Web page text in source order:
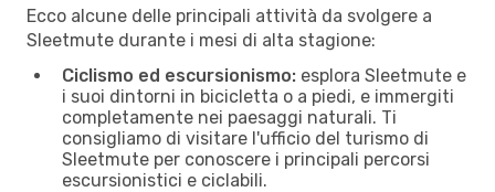
Ecco alcune delle principali attività da svolgere a
Sleetmute durante i mesi di alta stagione:
Ciclismo ed escursionismo: esplora Sleetmute e
i suoi dintorni in bicicletta o a piedi, e immergiti
completamente nei paesaggi naturali. Ti
consigliamo di visitare l'ufficio del turismo di
Sleetmute per conoscere i principali percorsi
escursionistici e ciclabili.